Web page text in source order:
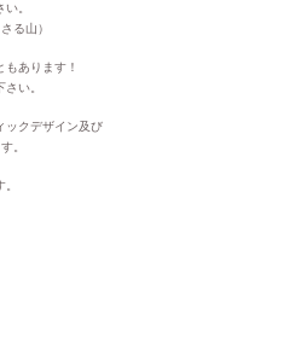
。
る山）
あります！
い。
ックデザイン及び
。